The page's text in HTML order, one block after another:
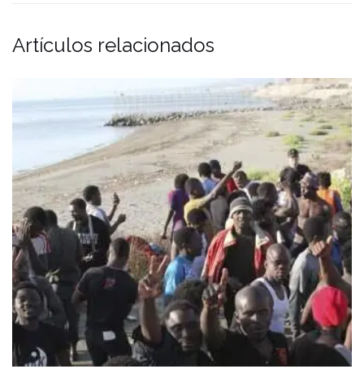
Artículos relacionados